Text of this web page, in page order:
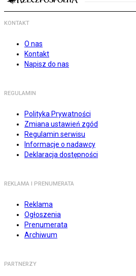
KONTAKT
O nas
Kontakt
Napisz do nas
REGULAMIN
Polityka Prywatności
Zmiana ustawień zgód
Regulamin serwisu
Informacje o nadawcy
Deklaracja dostępności
REKLAMA I PRENUMERATA
Reklama
Ogłoszenia
Prenumerata
Archiwum
PARTNERZY